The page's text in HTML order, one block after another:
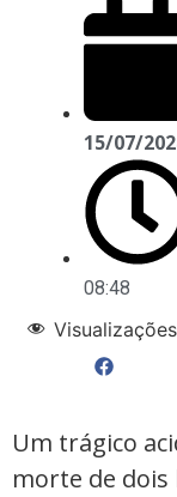
15/07/
08:48
Visualizações
Um trágico
morte de dois